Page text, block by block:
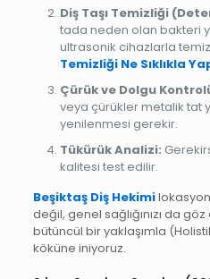
Diş Taşı Temizliği
tada neden olan bakteri
ultrasonik cihazlarla
Temizliği Ne Sıklıkla
Çürük ve Dolgu
veya çürükler metalik tat
yenilenmesi gerekir.
Tükürük Analizi:
kalitesi test edilir.
Beşiktaş Diş Hekimi
değil, genel sağlığınızı da
bütüncül bir yaklaşımla
köküne iniyoruz.